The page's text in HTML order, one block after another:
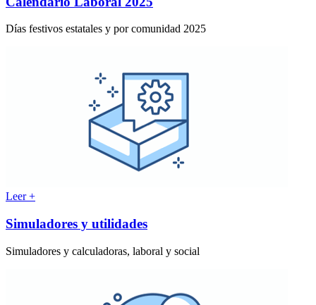
Días festivos estatales y por comunidad 2025
Leer +
Simuladores y utilidades
Simuladores y calculadoras, laboral y social